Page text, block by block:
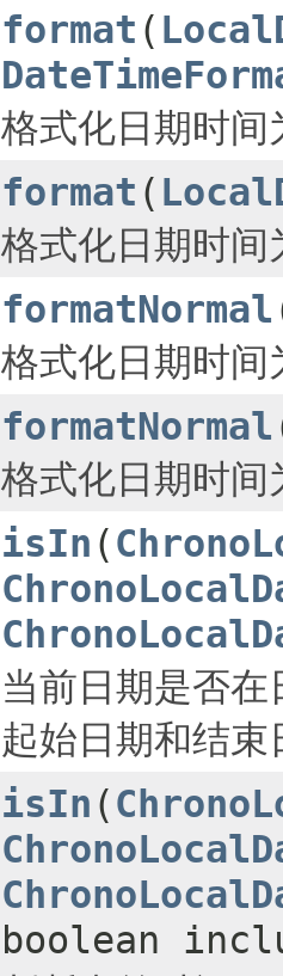
format (
格式化日期时间
format (
格式化日期时间
formatNormal
格式化日期时
formatNormal
格式化日期时
isIn (
当前日期是否
起始日期和结束
isIn (
boolean